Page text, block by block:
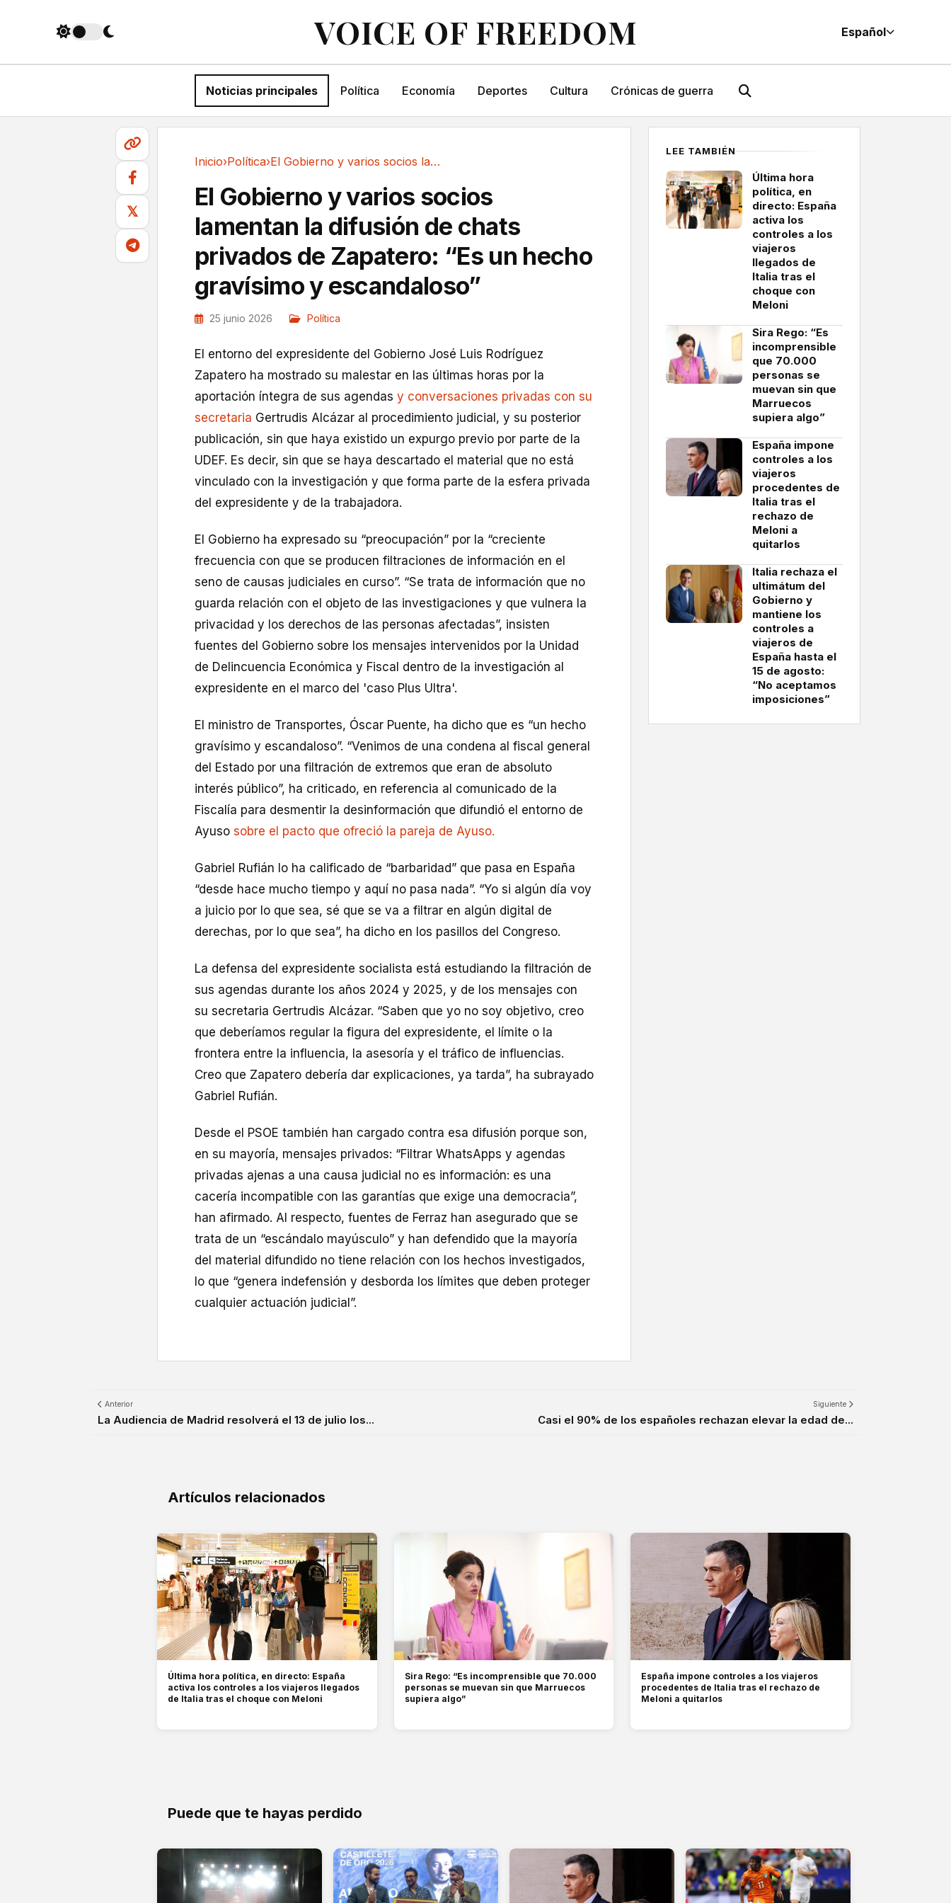
VOICE OF FREEDOM Español
Noticias principales Política Economía Deportes Cultura Crónicas de guerra
𝕏
Inicio›Política› El Gobierno y varios socios lamentan la...
El Gobierno y varios socios
lamentan la difusión de chats
privados de Zapatero: “Es un hecho
gravísimo y escandaloso”
25 junio 2026 Política
El entorno del expresidente del Gobierno José Luis Rodríguez
Zapatero ha mostrado su malestar en las últimas horas por la
aportación íntegra de sus agendas y conversaciones privadas con su
secretaria Gertrudis Alcázar al procedimiento judicial, y su posterior
publicación, sin que haya existido un expurgo previo por parte de la
UDEF. Es decir, sin que se haya descartado el material que no está
vinculado con la investigación y que forma parte de la esfera privada
del expresidente y de la trabajadora.
El Gobierno ha expresado su “preocupación” por la “creciente
frecuencia con que se producen filtraciones de información en el
seno de causas judiciales en curso”. “Se trata de información que no
guarda relación con el objeto de las investigaciones y que vulnera la
privacidad y los derechos de las personas afectadas”, insisten
fuentes del Gobierno sobre los mensajes intervenidos por la Unidad
de Delincuencia Económica y Fiscal dentro de la investigación al
expresidente en el marco del 'caso Plus Ultra'.
El ministro de Transportes, Óscar Puente, ha dicho que es “un hecho
gravísimo y escandaloso”. “Venimos de una condena al fiscal general
del Estado por una filtración de extremos que eran de absoluto
interés público”, ha criticado, en referencia al comunicado de la
Fiscalía para desmentir la desinformación que difundió el entorno de
Ayuso sobre el pacto que ofreció la pareja de Ayuso.
Gabriel Rufián lo ha calificado de “barbaridad” que pasa en España
“desde hace mucho tiempo y aquí no pasa nada”. “Yo si algún día voy
a juicio por lo que sea, sé que se va a filtrar en algún digital de
derechas, por lo que sea”, ha dicho en los pasillos del Congreso.
La defensa del expresidente socialista está estudiando la filtración de
sus agendas durante los años 2024 y 2025, y de los mensajes con
su secretaria Gertrudis Alcázar. “Saben que yo no soy objetivo, creo
que deberíamos regular la figura del expresidente, el límite o la
frontera entre la influencia, la asesoría y el tráfico de influencias.
Creo que Zapatero debería dar explicaciones, ya tarda”, ha subrayado
Gabriel Rufián.
Desde el PSOE también han cargado contra esa difusión porque son,
en su mayoría, mensajes privados: “Filtrar WhatsApps y agendas
privadas ajenas a una causa judicial no es información: es una
cacería incompatible con las garantías que exige una democracia”,
han afirmado. Al respecto, fuentes de Ferraz han asegurado que se
trata de un “escándalo mayúsculo” y han defendido que la mayoría
del material difundido no tiene relación con los hechos investigados,
lo que “genera indefensión y desborda los límites que deben proteger
cualquier actuación judicial”.
LEE TAMBIÉN
Última hora
política, en
directo: España
activa los
controles a los
viajeros
llegados de
Italia tras el
choque con
Meloni
Sira Rego: “Es
incomprensible
que 70.000
personas se
muevan sin que
Marruecos
supiera algo”
España impone
controles a los
viajeros
procedentes de
Italia tras el
rechazo de
Meloni a
quitarlos
Italia rechaza el
ultimátum del
Gobierno y
mantiene los
controles a
viajeros de
España hasta el
15 de agosto:
“No aceptamos
imposiciones”
Anterior
La Audiencia de Madrid resolverá el 13 de julio los...
Siguiente
Casi el 90% de los españoles rechazan elevar la edad de...
Artículos relacionados
Última hora política, en directo: España
activa los controles a los viajeros llegados
de Italia tras el choque con Meloni
Sira Rego: “Es incomprensible que 70.000
personas se muevan sin que Marruecos
supiera algo”
España impone controles a los viajeros
procedentes de Italia tras el rechazo de
Meloni a quitarlos
Puede que te hayas perdido